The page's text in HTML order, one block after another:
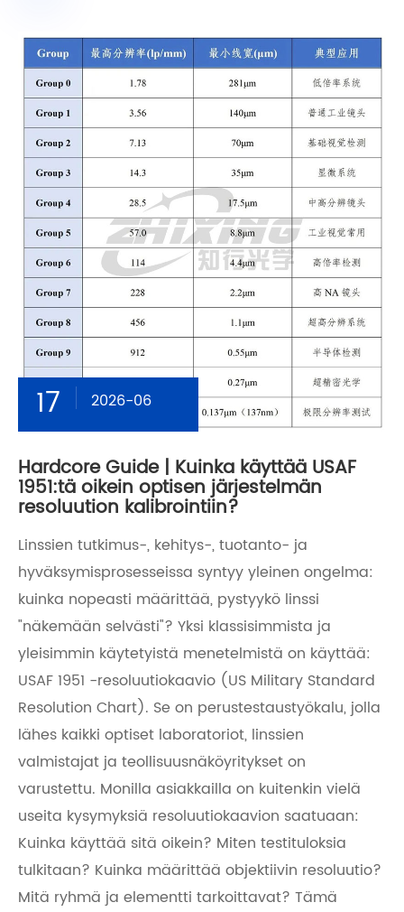
17 2026-06
Hardcore Guide | Kuinka käyttää USAF
1951:tä oikein optisen järjestelmän
resoluution kalibrointiin?
Linssien tutkimus-, kehitys-, tuotanto- ja
hyväksymisprosesseissa syntyy yleinen ongelma:
kuinka nopeasti määrittää, pystyykö linssi
"näkemään selvästi"? Yksi klassisimmista ja
yleisimmin käytetyistä menetelmistä on käyttää:
USAF 1951 -resoluutiokaavio (US Military Standard
Resolution Chart). Se on perustestaustyökalu, jolla
lähes kaikki optiset laboratoriot, linssien
valmistajat ja teollisuusnäköyritykset on
varustettu. Monilla asiakkailla on kuitenkin vielä
useita kysymyksiä resoluutiokaavion saatuaan:
Kuinka käyttää sitä oikein? Miten testituloksia
tulkitaan? Kuinka määrittää objektiivin resoluutio?
Mitä ryhmä ja elementti tarkoittavat? Tämä